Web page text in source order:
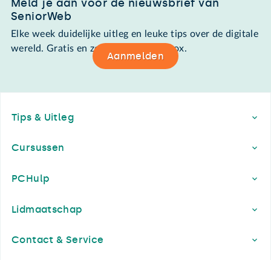
Meld je aan voor de nieuwsbrief van
SeniorWeb
Elke week duidelijke uitleg en leuke tips over de digitale
wereld. Gratis en zomaar in de mailbox.
Aanmelden
Tips & Uitleg
Cursussen
PCHulp
Lidmaatschap
Contact & Service